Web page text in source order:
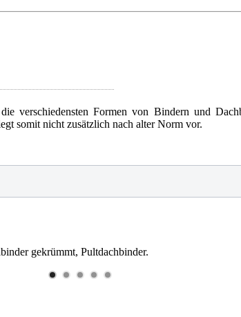
verschiedensten Formen von Bindern und
somit nicht zusätzlich nach alter Norm vor.
gekrümmt, Pultdachbinder.